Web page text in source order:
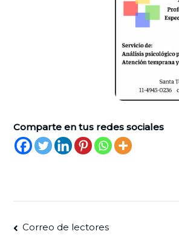
Comparte en tus redes sociales
Navegación
Correo de lectores